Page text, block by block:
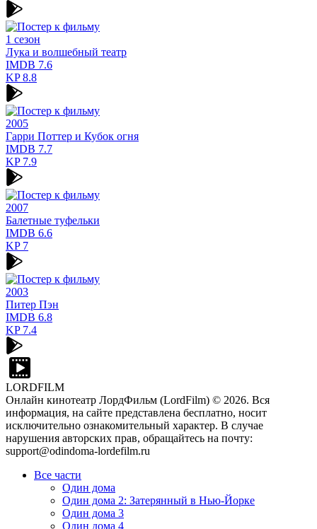
1 сезон
Лука и волшебный театр
IMDB 7.6
KP8.8
2005
Гарри Поттер и Кубок огня
IMDB 7.7
KP7.9
2007
Балетные туфельки
IMDB 6.6
KP7
2003
Питер Пэн
IMDB 6.8
KP7.4
LORDFILM
Онлайн кинотеатр ЛордФильм (LordFilm) © 2026. Вся
информация, на сайте представлена бесплатно, носит
исключительно ознакомительный характер. В случае
нарушения авторских прав, обращайтесь на почту:
support@odindoma-lordefilm.ru
Все части
Один дома
Один дома 2: Затерянный в Нью-Йорке
Один дома 3
Один дома 4